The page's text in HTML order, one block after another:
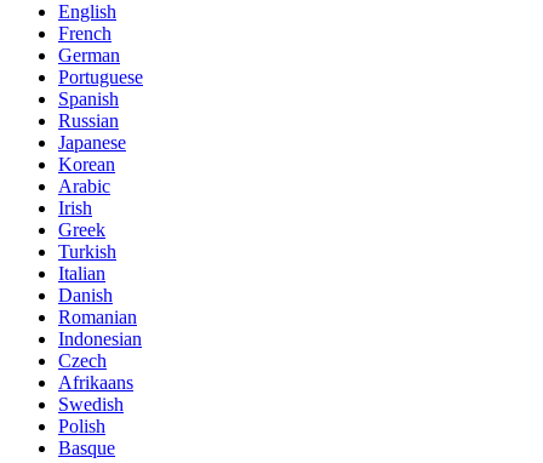
English
French
German
Portuguese
Spanish
Russian
Japanese
Korean
Arabic
Irish
Greek
Turkish
Italian
Danish
Romanian
Indonesian
Czech
Afrikaans
Swedish
Polish
Basque